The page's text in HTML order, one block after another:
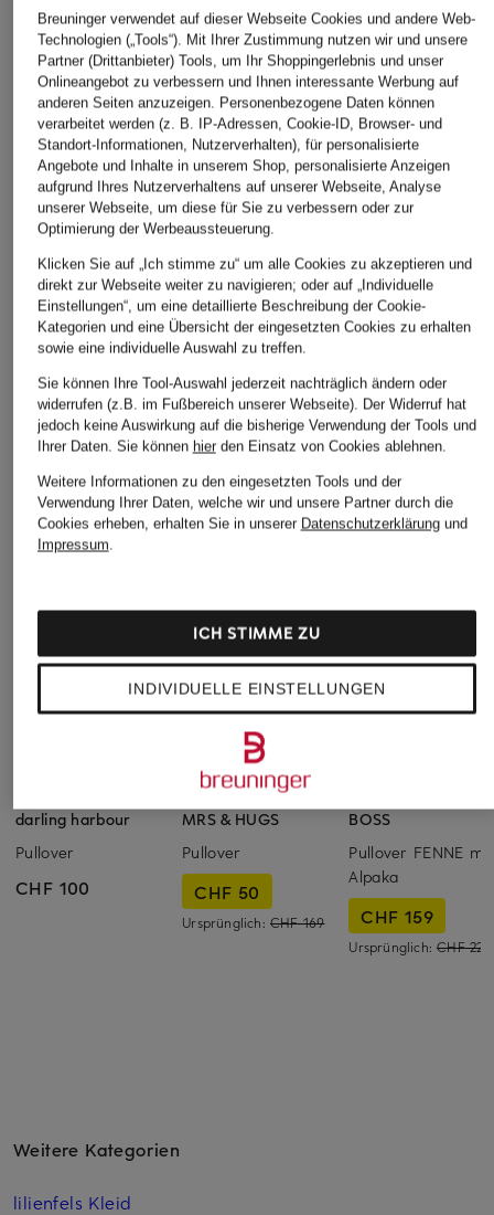
CHF 109
Ursprünglich:CHF 219
CHF 70
Ursprünglich: CHF 139
CHF 119
Ursprünglich:
ÄHNLICHE ARTIKEL ENTDECKEN
darling harbour
Pullover
CHF 100
MRS & HUGS
Pullover
CHF 50
Ursprünglich: CHF 169
BOSS
Pullover FENNE mit
Alpaka
CHF 159
Ursprünglich:CHF 229
Weitere Kategorien
lilienfels Kleid
Breuninger verwendet auf dieser Webseite Cookies und andere Web-
Technologien („Tools“). Mit Ihrer Zustimmung nutzen wir und unsere
Partner (Drittanbieter) Tools, um Ihr Shoppingerlebnis und unser
Onlineangebot zu verbessern und Ihnen interessante Werbung auf
anderen Seiten anzuzeigen. Personenbezogene Daten können
verarbeitet werden (z. B. IP-Adressen, Cookie-ID, Browser- und
Standort-Informationen, Nutzerverhalten), für personalisierte
Angebote und Inhalte in unserem Shop, personalisierte Anzeigen
aufgrund Ihres Nutzerverhaltens auf unserer Webseite, Analyse
unserer Webseite, um diese für Sie zu verbessern oder zur
Optimierung der Werbeaussteuerung.
Klicken Sie auf „Ich stimme zu“ um alle Cookies zu akzeptieren und
direkt zur Webseite weiter zu navigieren; oder auf „Individuelle
Einstellungen“, um eine detaillierte Beschreibung der Cookie-
Kategorien und eine Übersicht der eingesetzten Cookies zu erhalten
sowie eine individuelle Auswahl zu treffen.
Sie können Ihre Tool-Auswahl jederzeit nachträglich ändern oder
widerrufen (z.B. im Fußbereich unserer Webseite). Der Widerruf hat
jedoch keine Auswirkung auf die bisherige Verwendung der Tools und
Ihrer Daten. Sie können hierden Einsatz von Cookies ablehnen.
Weitere Informationen zu den eingesetzten Tools und der
Verwendung Ihrer Daten, welche wir und unsere Partner durch die
Cookies erheben, erhalten Sie in unserer Datenschutzerklärungund
Impressum.
INDIVIDUELLE EINSTELLUNGEN
ICH STIMME ZU